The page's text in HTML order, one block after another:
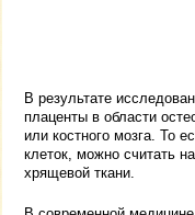
В результате
плаценты в области
или костного мозга. То
клеток, можно считать
хрящевой ткани.